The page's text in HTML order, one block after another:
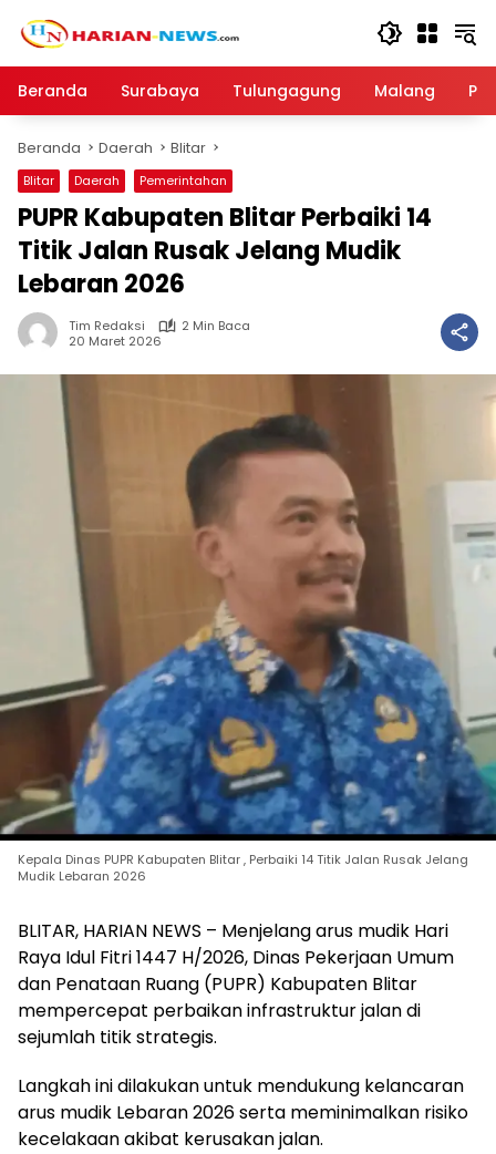
Beranda
Surabaya Tulungagung Malang
Beranda Daerah Blitar
Blitar Daerah Pemerintahan
PUPR Kabupaten Blitar Perbaiki 14
Titik Jalan Rusak Jelang Mudik
Lebaran 2026
Tim Redaksi
2 Min Baca
20 Maret 2026
Kepala Dinas PUPR Kabupaten Blitar , Perbaiki 14 Titik Jalan Rusak Jelang
Mudik Lebaran 2026
BLITAR, HARIAN NEWS – Menjelang arus mudik Hari
Raya Idul Fitri 1447 H/2026, Dinas Pekerjaan Umum
dan Penataan Ruang (PUPR) Kabupaten Blitar
mempercepat perbaikan infrastruktur jalan di
sejumlah titik strategis.
Langkah ini dilakukan untuk mendukung kelancaran
arus mudik Lebaran 2026 serta meminimalkan risiko
kecelakaan akibat kerusakan jalan.